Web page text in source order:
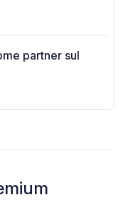
partner sul